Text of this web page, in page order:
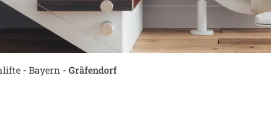
-Bayern -Gräfendorf